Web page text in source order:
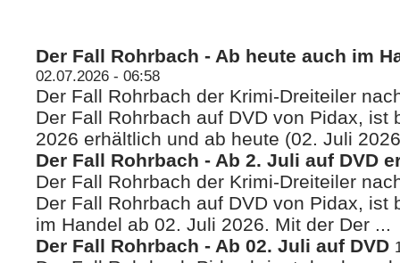
Der Fall Rohrbach - Ab heute auch im
02.07.2026 - 06:58
Der Fall Rohrbach der Krimi-Dreiteiler
Der Fall Rohrbach auf DVD von Pidax, ist
2026 erhältlich und ab heute (02. Juli
Der Fall Rohrbach - Ab 2. Juli auf DVD
Der Fall Rohrbach der Krimi-Dreiteiler
Der Fall Rohrbach auf DVD von Pidax, ist
im Handel ab 02. Juli 2026. Mit der Der ...
Der Fall Rohrbach - Ab 02. Juli auf DVD